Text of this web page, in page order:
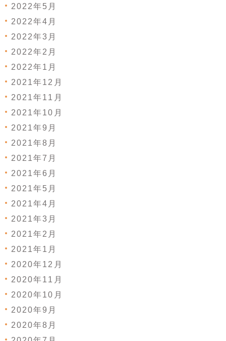
2022年5月
2022年4月
2022年3月
2022年2月
2022年1月
2021年12月
2021年11月
2021年10月
2021年9月
2021年8月
2021年7月
2021年6月
2021年5月
2021年4月
2021年3月
2021年2月
2021年1月
2020年12月
2020年11月
2020年10月
2020年9月
2020年8月